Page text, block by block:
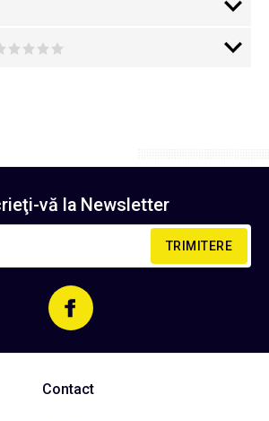
vă la Newsletter
TRIMITERE
Contact